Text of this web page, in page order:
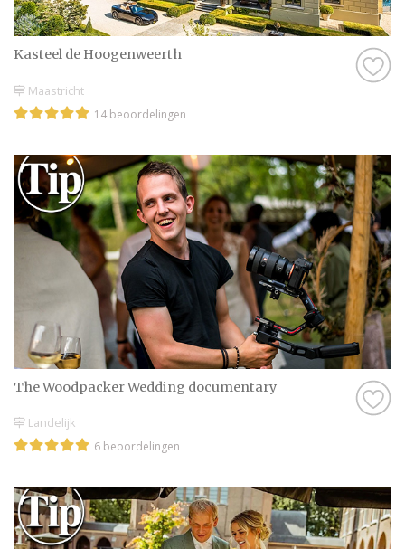
Kasteel de Hoogenweerth
Maastricht
14 beoordelingen
The Woodpacker Wedding documentary
Landelijk
6 beoordelingen